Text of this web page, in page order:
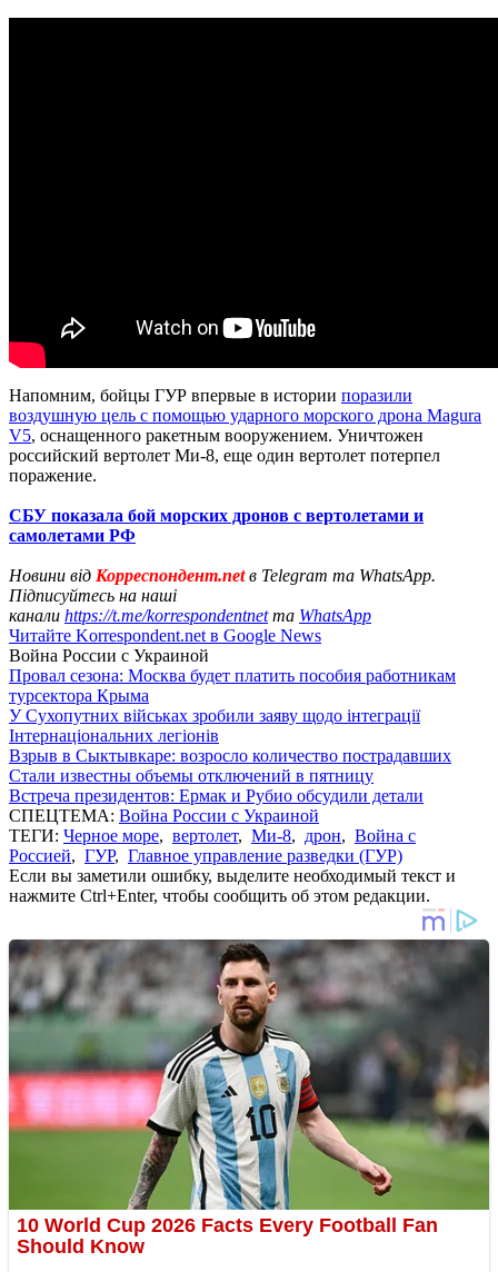
Напомним, бойцы ГУР впервые в истории поразили
воздушную цель с помощью ударного морского дрона Magura
V5, оснащенного ракетным вооружением. Уничтожен
российский вертолет Ми-8, еще один вертолет потерпел
поражение.
СБУ показала бой морских дронов с вертолетами и
самолетами РФ
Новини від Корреспондент.netв Telegram та WhatsApp.
Підписуйтесь на наші
канали https://t.me/korrespondentnetта WhatsApp
Читайте Korrespondent.net в Google News
Война России с Украиной
Провал сезона: Москва будет платить пособия работникам
турсектора Крыма
У Сухопутних військах зробили заяву щодо інтеграції
Інтернаціональних легіонів
Взрыв в Сыктывкаре: возросло количество пострадавших
Стали известны объемы отключений в пятницу
Встреча президентов: Ермак и Рубио обсудили детали
СПЕЦТЕМА: Война России с Украиной
ТЕГИ: Черное море, вертолет, Ми-8, дрон, Война с
Россией, ГУР, Главное управление разведки (ГУР)
Если вы заметили ошибку, выделите необходимый текст и
нажмите Ctrl+Enter, чтобы сообщить об этом редакции.